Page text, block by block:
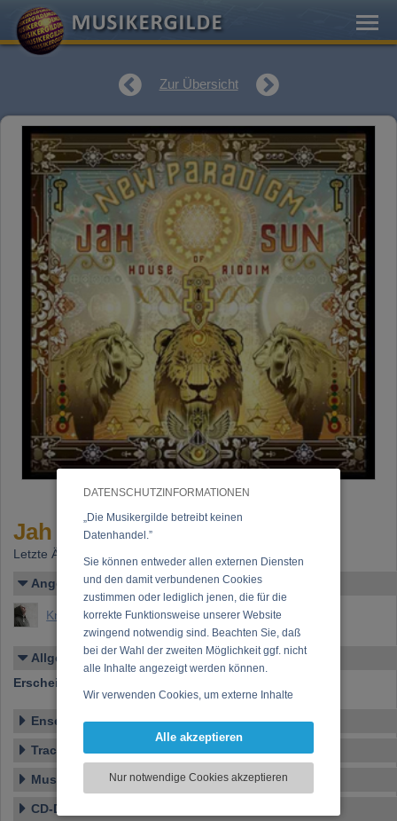
DATENSCHUTZINFORMATIONEN
„Die Musikergilde betreibt keinen
Datenhandel.”
Sie können entweder allen externen Diensten
und den damit verbundenen Cookies
zustimmen oder lediglich jenen, die für die
korrekte Funktionsweise unserer Website
zwingend notwendig sind. Beachten Sie, daß
bei der Wahl der zweiten Möglichkeit ggf. nicht
alle Inhalte angezeigt werden können.
Wir verwenden Cookies, um externe Inhalte
Funktionen für soziale Medien anbieten zu
zu analysieren. Dabei werden ggf.
Informationen zu Ihrer Verwendung unserer
Alle akzeptieren
Nur notwendige Cookies akzeptieren
Zur Übersicht
Jah Sun - "New paradigm"
Letzte Änderung: 18.12.2015
Angelegt von
Knoll, Johannes Maria
Allgemeines
Erscheinen bei:
Ensemble
Tracklist
Musikstil
CD-Details